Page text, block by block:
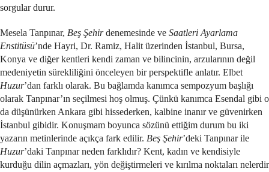
sorgular durur.
Mesela Tanpınar, Beş Şehirdenemesinde ve Saatleri Ayarlama
Enstitüsü’nde Hayri, Dr. Ramiz, Halit üzerinden İstanbul, Bursa,
Konya ve diğer kentleri kendi zaman ve bilincinin, arzularının değil
medeniyetin sürekliliğini önceleyen bir perspektifle anlatır. Elbet
Huzur’dan farklı olarak. Bu bağlamda kanımca sempozyum başlığı
olarak Tanpınar’ın seçilmesi hoş olmuş. Çünkü kanımca Esendal gibi o
da düşünürken Ankara gibi hissederken, kalbine inanır ve güvenirken
İstanbul gibidir. Konuşmam boyunca sözünü ettiğim durum bu iki
yazarın metinlerinde açıkça fark edilir. Beş Şehir’deki Tanpınar ile
Huzur’daki Tanpınar neden farklıdır? Kent, kadın ve kendisiyle
kurduğu dilin açmazları, yön değiştirmeleri ve kırılma noktaları nelerdir